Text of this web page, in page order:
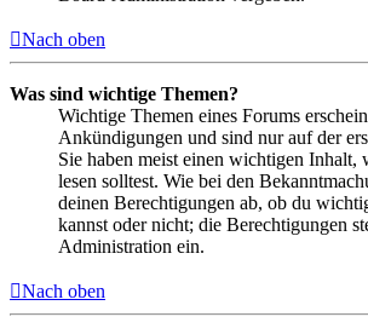
Nach oben
Was sind wichtige Themen?
Wichtige Themen eines Forums
Ankündigungen und sind nur auf der
Sie haben meist einen wichtigen Inhalt,
lesen solltest. Wie bei den
deinen Berechtigungen ab, ob du
kannst oder nicht; die Berechtigungen
Administration ein.
Nach oben